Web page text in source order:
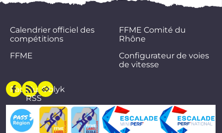
Calendrier officiel des
compétitions
FFME
FFME Comité du
Rhône
Configurateur de voies
de vitesse
Facebook
Flux
RSS
Oblyk